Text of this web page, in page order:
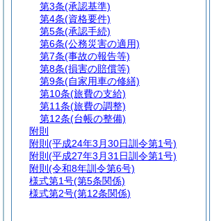
第3条(承認基準)
第4条(資格要件)
第5条(承認手続)
第6条(公務災害の適用)
第7条(事故の報告等)
第8条(損害の賠償等)
第9条(自家用車の修繕)
第10条(旅費の支給)
第11条(旅費の調整)
第12条(台帳の整備)
附則
附則 (平成24年3月30日訓令第1号)
附則 (平成27年3月31日訓令第1号)
附則 (令和8年訓令第6号)
様式第1号(第5条関係)
様式第2号(第12条関係)